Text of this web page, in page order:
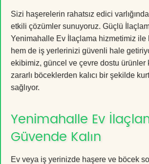
Sizi haşerelerin rahatsız edici
etkili çözümler sunuyoruz. Güçlü
Yenimahalle Ev İlaçlama hizmetimiz ile
hem de iş yerlerinizi güvenli hale
ekibimiz, güncel ve çevre dostu ürünler
zararlı böceklerden kalıcı bir şekilde
sağlıyor.
Yenimahalle Ev
Güvende Kalın
Ev veya iş yerinizde haşere ve böcek